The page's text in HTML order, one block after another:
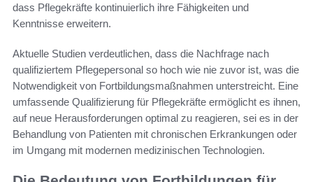
dass Pflegekräfte kontinuierlich ihre Fähigkeiten und
Kenntnisse erweitern.
Aktuelle Studien verdeutlichen, dass die Nachfrage nach
qualifiziertem Pflegepersonal so hoch wie nie zuvor ist, was die
Notwendigkeit von Fortbildungsmaßnahmen unterstreicht. Eine
umfassende Qualifizierung für Pflegekräfte ermöglicht es ihnen,
auf neue Herausforderungen optimal zu reagieren, sei es in der
Behandlung von Patienten mit chronischen Erkrankungen oder
im Umgang mit modernen medizinischen Technologien.